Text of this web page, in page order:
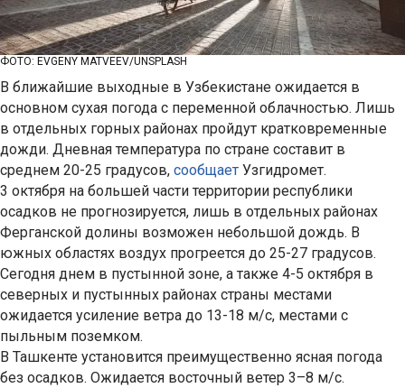
ФОТО: EVGENY MATVEEV/UNSPLASH
В ближайшие выходные в Узбекистане ожидается в
основном сухая погода с переменной облачностью. Лишь
в отдельных горных районах пройдут кратковременные
дожди. Дневная температура по стране составит в
среднем 20-25 градусов, сообщает Узгидромет.
3 октября на большей части территории республики
осадков не прогнозируется, лишь в отдельных районах
Ферганской долины возможен небольшой дождь. В
южных областях воздух прогреется до 25-27 градусов.
Сегодня днем в пустынной зоне, а также 4-5 октября в
северных и пустынных районах страны местами
ожидается усиление ветра до 13-18 м/с, местами с
пыльным поземком.
В Ташкенте установится преимущественно ясная погода
без осадков. Ожидается восточный ветер 3–8 м/с.